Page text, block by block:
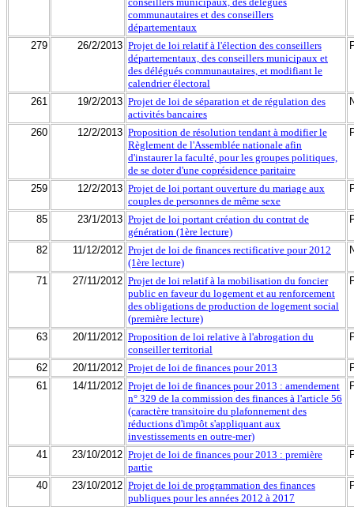
communautaires et des conseillers
départementaux
279
26/2/2013 Projet de loi relatif à l'élection des conseillers
départementaux, des conseillers municipaux et
des délégués communautaires, et modifiant le
calendrier électoral
261 19/2/2013 Projet de loi de séparation et de régulation des
activités bancaires
260 12/2/2013 Proposition de résolution tendant à modifier le
Règlement de l'Assemblée nationale afin
d'instaurer la faculté, pour les groupes politiques,
de se doter d'une coprésidence paritaire
259 12/2/2013 Projet de loi portant ouverture du mariage aux
couples de personnes de même sexe
85 23/1/2013 Projet de loi portant création du contrat de
génération (1ère lecture)
82 11/12/2012 Projet de loi de finances rectificative pour 2012
(1ère lecture)
71 27/11/2012 Projet de loi relatif à la mobilisation du foncier
public en faveur du logement et au renforcement
des obligations de production de logement social
(première lecture)
63 20/11/2012 Proposition de loi relative à l'abrogation du
conseiller territorial
62 20/11/2012 Projet de loi de finances pour 2013
61
14/11/2012 Projet de loi de finances pour 2013 : amendement
n° 329 de la commission des finances à l'article 56
(caractère transitoire du plafonnement des
réductions d'impôt s'appliquant aux
investissements en outre-mer)
41 23/10/2012 Projet de loi de finances pour 2013 : première
partie
40 23/10/2012 Projet de loi de programmation des finances
publiques pour les années 2012 à 2017